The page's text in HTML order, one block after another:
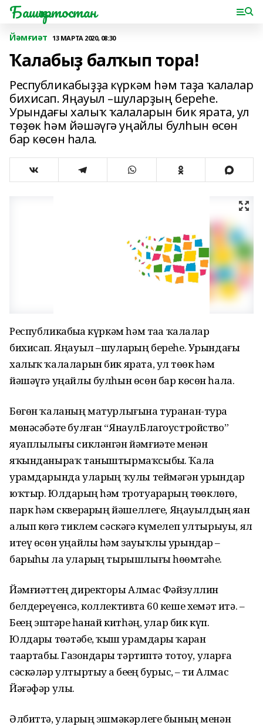
Башҡортостан
Йәмғиәт 13 МАРТА 2020, 08:30
Ҡалабыҙ балҡып тора!
Республикабыҙҙа күркәм һәм таҙа ҡалалар
бихисап. Яңауыл –шуларҙың береһе.
Урындағы халыҡ ҡалаларын бик ярата, ул
төҙөк һәм йәшәүгә уңайлы булһын өсөн
бар көсөн һала.
Республикабыҙҙа күркәм һәм таҙа ҡалалар
бихисап. Яңауыл –шуларҙың береһе. Урындағы
халыҡ ҡалаларын бик ярата, ул төҙөк һәм
йәшәүгә уңайлы булһын өсөн бар көсөн һала.
Бөгөн ҡаланың матурлығына туранан-тура
мөнәсәбәте булған “ЯнаулБлагоустройство”
яуап­лылығы сикләнгән йәмғиәте ме­нән
яҡынданыраҡ таныш­тыр­маҡ­сыбыҙ. Ҡала
урамдарында уларҙың ҡулы теймәгән урындар
юҡтыр. Юлдарҙың һәм тро­туарҙарҙың төҙөклөгө,
парк һәм скверҙарҙың йәшеллеге, Яңа­уылдың яҙҙан
алып көҙгә тиклем сәскәгә күмелеп ултырыуы, ял
итеү өсөн уңайлы һәм зауыҡ­лы урындар –
барыһы ла улар­ҙың тырышлығы һөҙөмтәһе.
Йәмғиәттең директоры Алмас Фәйзуллин
белдереүенсә, коллективта 60 кеше хеҙмәт итә. –
Беҙҙең эштәрҙе һанай китһәң, улар бик күп.
Юлдарҙы төҙә­тәбеҙ, ҡыш урамдарҙы ҡарҙан
таҙартабыҙ. Газондарҙы тәртип­тә тотоу, уларға
сәскәләр ултыртыу ҙа беҙҙең бурыс, – ти Алмас
Йәғәфәр улы.
Әлбиттә, уларҙың эшмәкәр­леге бының менән